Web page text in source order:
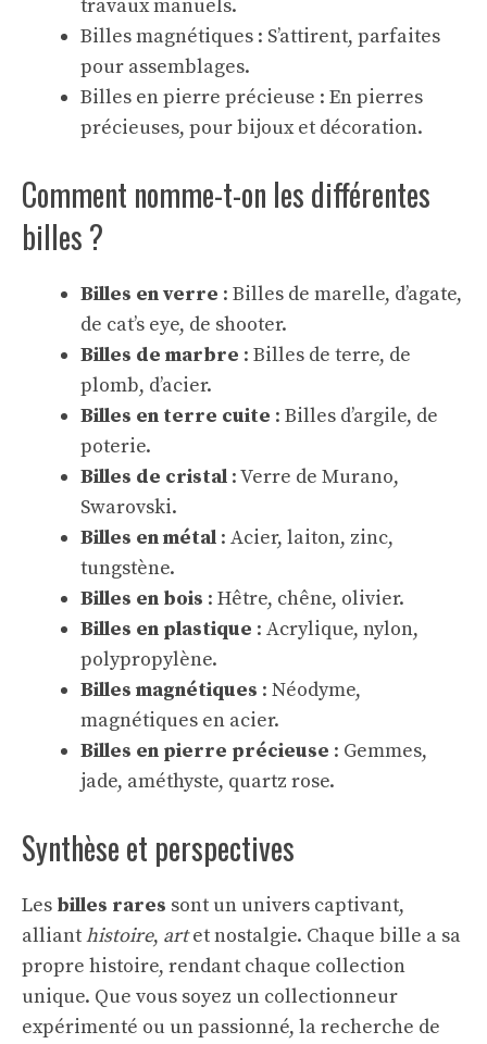
travaux manuels.
Billes magnétiques : S’attirent, parfaites
pour assemblages.
Billes en pierre précieuse : En pierres
précieuses, pour bijoux et décoration.
Comment nomme-t-on les différentes
billes ?
Billes en verre : Billes de marelle, d’agate,
de cat’s eye, de shooter.
Billes de marbre : Billes de terre, de
plomb, d’acier.
Billes en terre cuite : Billes d’argile, de
poterie.
Billes de cristal : Verre de Murano,
Swarovski.
Billes en métal : Acier, laiton, zinc,
tungstène.
Billes en bois : Hêtre, chêne, olivier.
Billes en plastique : Acrylique, nylon,
polypropylène.
Billes magnétiques : Néodyme,
magnétiques en acier.
Billes en pierre précieuse : Gemmes,
jade, améthyste, quartz rose.
Synthèse et perspectives
Les billes rares sont un univers captivant,
allianthistoire, artet nostalgie. Chaque bille a sa
propre histoire, rendant chaque collection
unique. Que vous soyez un collectionneur
expérimenté ou un passionné, la recherche de